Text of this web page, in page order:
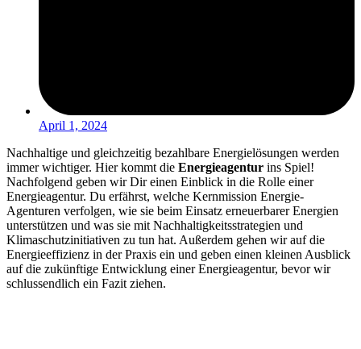
April 1, 2024
Nachhaltige und gleichzeitig bezahlbare Energielösungen werden
immer wichtiger. Hier kommt die Energieagentur ins Spiel!
Nachfolgend geben wir Dir einen Einblick in die Rolle einer
Energieagentur. Du erfährst, welche Kernmission Energie-
Agenturen verfolgen, wie sie beim Einsatz erneuerbarer Energien
unterstützen und was sie mit Nachhaltigkeitsstrategien und
Klimaschutzinitiativen zu tun hat. Außerdem gehen wir auf die
Energieeffizienz in der Praxis ein und geben einen kleinen Ausblick
auf die zukünftige Entwicklung einer Energieagentur, bevor wir
schlussendlich ein Fazit ziehen.